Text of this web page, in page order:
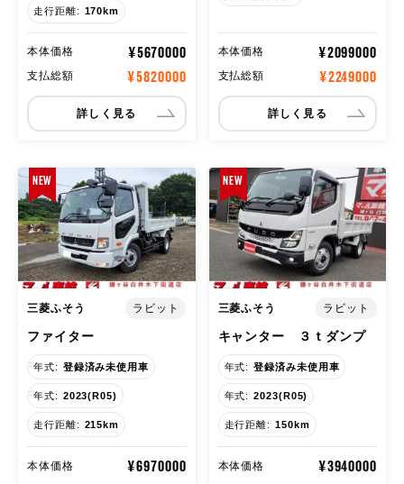
走行距離: 170km
本体価格 ¥5670000
支払総額 ¥5820000
詳しく見る
本体価格 ¥2099000
支払総額 ¥2249000
詳しく見る
NEW
三菱ふそう ラビット
ファイター
年式: 登録済み未使用車
年式: 2023(R05)
走行距離: 215km
本体価格 ¥6970000
NEW
三菱ふそう ラビット
キャンター ３ｔダンプ
年式: 登録済み未使用車
年式: 2023(R05)
走行距離: 150km
本体価格 ¥3940000